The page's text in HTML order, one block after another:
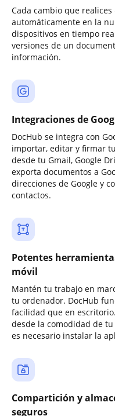
Cada cambio que
automáticamente en la
dispositivos en tiempo
versiones de un
información.
Integraciones de
DocHub se integra con
importar, editar y firmar
desde tu Gmail, Google
exporta documentos a
direcciones de Google y
contactos.
Potentes
móvil
Mantén tu trabajo en
tu ordenador. DocHub
facilidad que en
desde la comodidad de
es necesario instalar la
Compartición y
seguros